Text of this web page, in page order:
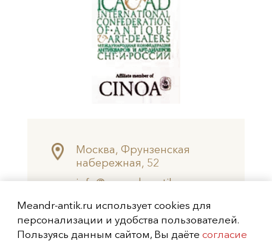
Москва, Фрунзенская
набережная, 52
info@meandr-antik.ru
+7 (499) 242-8474
+7 (925) 506-6926
Meandr-antik.ru использует cookies для
персонализации и удобства пользователей.
Пользуясь данным сайтом, Вы даёте согласие